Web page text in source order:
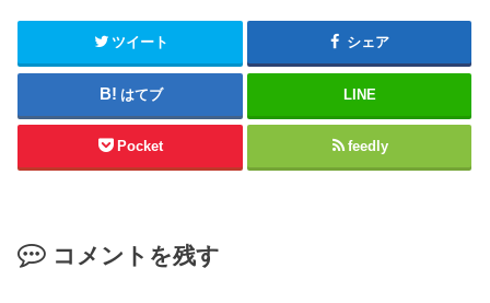
ツイート シェア
はてブ LINE
Pocket feedly
コメントを残す